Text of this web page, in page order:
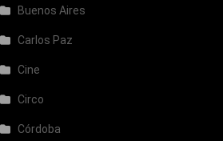
Buenos Aires
Carlos Paz
Cine
Circo
Córdoba